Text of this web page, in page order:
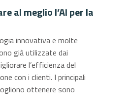
al meglio l’AI per la
innovativa e molte
già utilizzate dai
l’efficienza del
con i clienti. I principali
ottenere sono